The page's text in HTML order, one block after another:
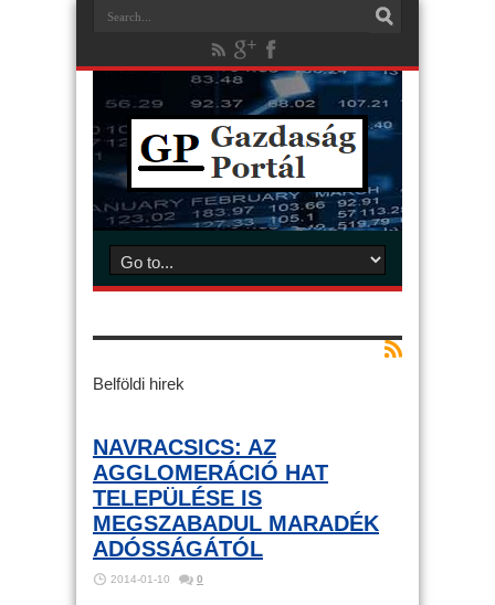
Belföldi hirek
NAVRACSICS: AZ
AGGLOMERÁCIÓ HAT
TELEPÜLÉSE IS
MEGSZABADUL MARADÉK
ADÓSSÁGÁTÓL
2014-01-10 0